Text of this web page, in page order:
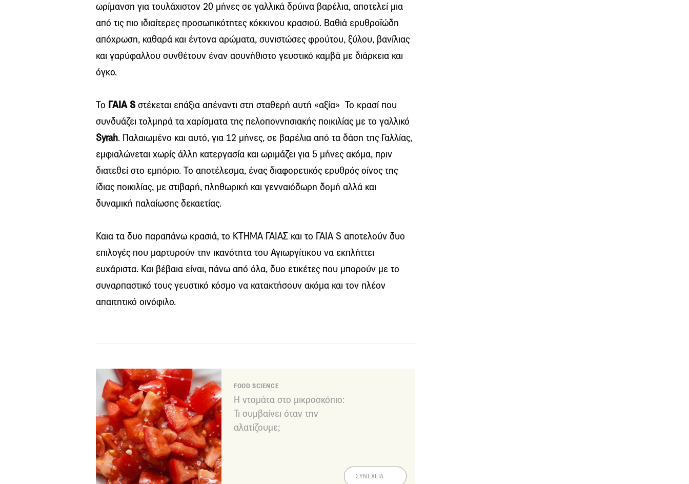
ωρίμανση για τουλάχιστον 20 μήνες σε γαλλικά δρύινα βαρέλια, αποτελεί μια
από τις πιο ιδιαίτερες προσωπικότητες κόκκινου κρασιού. Βαθιά ερυθροϊώδη
απόχρωση, καθαρά και έντονα αρώματα, συνιστώσες φρούτου, ξύλου, βανίλιας
και γαρύφαλλου συνθέτουν έναν ασυνήθιστο γευστικό καμβά με διάρκεια και
όγκο.
Το ΓΑΙΑ S στέκεται επάξια απέναντι στη σταθερή αυτή «αξία» To κρασί που
συνδυάζει τολμηρά τα χαρίσματα της πελοποννησιακής ποικιλίας με το γαλλικό
Syrah. Παλαιωμένο και αυτό, για 12 μήνες, σε βαρέλια από τα δάση της Γαλλίας,
εμφιαλώνεται χωρίς άλλη κατεργασία και ωριμάζει για 5 μήνες ακόμα, πριν
διατεθεί στο εμπόριο. Το αποτέλεσμα, ένας διαφορετικός ερυθρός οίνος της
ίδιας ποικιλίας, με στιβαρή, πληθωρική και γενναιόδωρη δομή αλλά και
δυναμική παλαίωσης δεκαετίας.
Καια τα δυο παραπάνω κρασιά, το ΚΤΗΜΑ ΓΑΙΑΣ και το ΓΑΙΑ S αποτελούν δυο
επιλογές που μαρτυρούν την ικανότητα του Αγιωργίτικου να εκπλήττει
ευχάριστα. Και βέβαια είναι, πάνω από όλα, δυο ετικέτες που μπορούν με το
συναρπαστικό τους γευστικό κόσμο να κατακτήσουν ακόμα και τον πλέον
απαιτητικό οινόφιλο.
FOOD SCIENCE
Η ντομάτα στο μικροσκόπιο:
Τι συμβαίνει όταν την
αλατίζουμε;
ΣΥΝΕΧΕΙΑ